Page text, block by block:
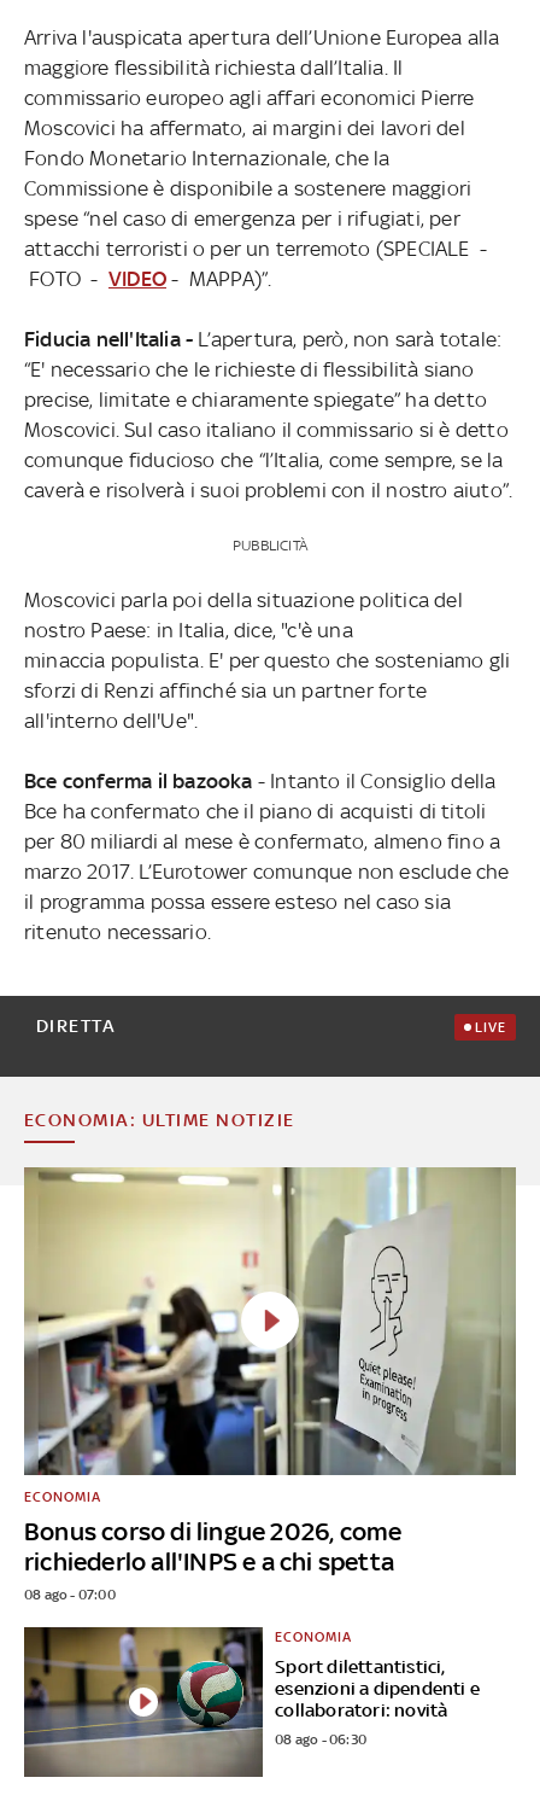
Arriva l'auspicata apertura dell’Unione Europea alla
maggiore flessibilità richiesta dall’Italia. Il
commissario europeo agli affari economici Pierre
Moscovici ha affermato, ai margini dei lavori del
Fondo Monetario Internazionale, che la
Commissione è disponibile a sostenere maggiori
spese “nel caso di emergenza per i rifugiati, per
attacchi terroristi o per un terremoto (SPECIALE -
FOTO - VIDEO- MAPPA)”.
Fiducia nell'Italia - L’apertura, però, non sarà totale:
“E' necessario che le richieste di flessibilità siano
precise, limitate e chiaramente spiegate” ha detto
Moscovici. Sul caso italiano il commissario si è detto
comunque fiducioso che “l’Italia, come sempre, se la
caverà e risolverà i suoi problemi con il nostro aiuto”.
PUBBLICITÀ
Moscovici parla poi della situazione politica del
nostro Paese: in Italia, dice, "c'è una
minaccia populista. E' per questo che sosteniamo gli
sforzi di Renzi affinché sia un partner forte
all'interno dell'Ue".
Bce conferma il bazooka - Intanto il Consiglio della
Bce ha confermato che il piano di acquisti di titoli
per 80 miliardi al mese è confermato, almeno fino a
marzo 2017. L’Eurotower comunque non esclude che
il programma possa essere esteso nel caso sia
ritenuto necessario.
DIRETTA LIVE
ECONOMIA: ULTIME NOTIZIE
Bonus corso di lingue 2026, come
richiederlo all'INPS e a chi spetta
ECONOMIA
08 ago - 07:00
Sport dilettantistici,
esenzioni a dipendenti e
collaboratori: novità
ECONOMIA
08 ago - 06:30